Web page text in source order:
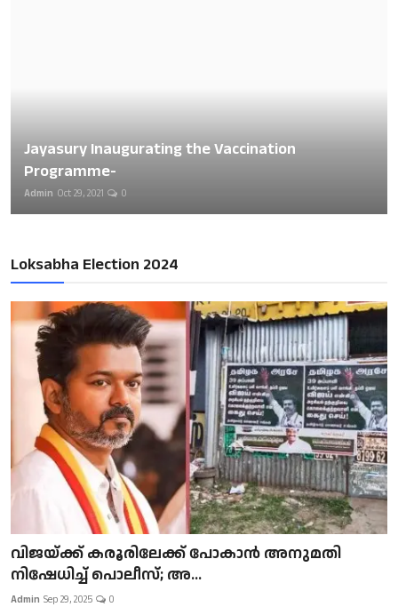
Jayasury Inaugurating the Vaccination
Programme-
Admin Oct 29, 2021 0
Loksabha Election 2024
വിജയ്ക്ക് കരൂരിലേക്ക് പോകാൻ അനുമതി
നിഷേധിച്ച് പൊലീസ്; അ...
Admin Sep 29, 2025 0